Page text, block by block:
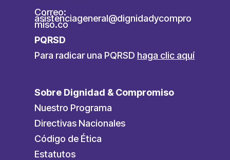
Correo:
asistenciageneral@dignidadycompro
miso.co
PQRSD
Para radicar una PQRSD haga clic aquí
Sobre Dignidad & Compromiso
Nuestro Programa
Directivas Nacionales
Código de Ética
Estatutos